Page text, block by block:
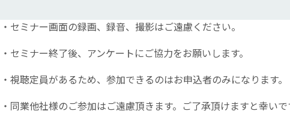
・セミナー画面の録画、録音、撮影はご遠慮ください。
・セミナー終了後、アンケートにご協力をお願いします。
・視聴定員があるため、参加できるのはお申込者のみになります。
・同業他社様のご参加はご遠慮頂きます。ご了承頂けますと幸いで